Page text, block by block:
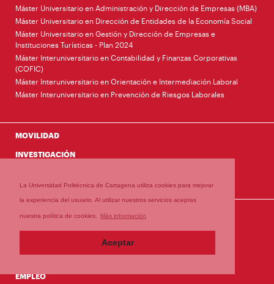
La Universidad Politécnica de Cartagena utiliza cookies para mejorar
la experiencia del usuario. Al utilizar nuestros servicios aceptas
nuestra política de cookies. Más información
Aceptar
Máster Universitario en Administración y Dirección de Empresas (MBA)
Máster Universitario en Dirección de Entidades de la Economía Social
Máster Universitario en Gestión y Dirección de Empresas e
Instituciones Turísticas - Plan 2024
Máster Interuniversitario en Contabilidad y Finanzas Corporativas
(COFIC)
Máster Interuniversitario en Orientación e Intermediación Laboral
Máster Interuniversitario en Prevención de Riesgos Laborales
MOVILIDAD
INVESTIGACIÓN
ACTUALIDAD
EMPLEO